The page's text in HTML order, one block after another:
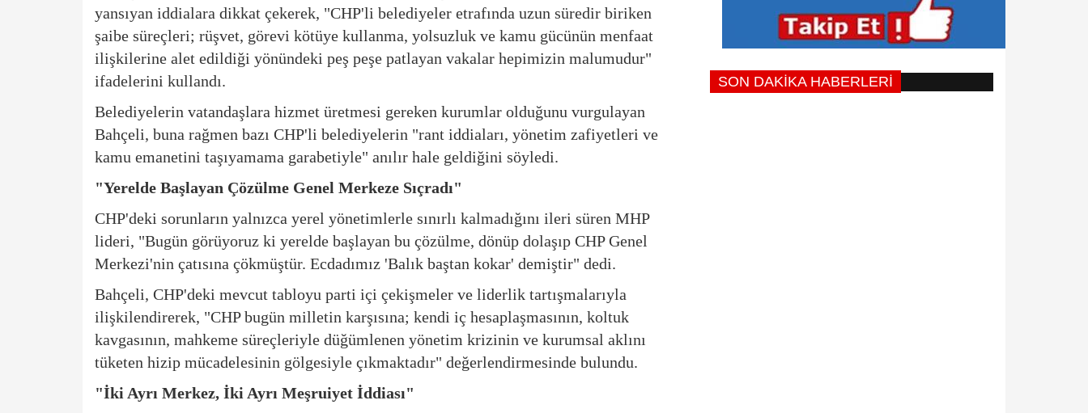
yansıyan iddialara dikkat çekerek, "CHP'li belediyeler etrafında uzun süredir biriken
şaibe süreçleri; rüşvet, görevi kötüye kullanma, yolsuzluk ve kamu gücünün menfaat
ilişkilerine alet edildiği yönündeki peş peşe patlayan vakalar hepimizin malumudur"
ifadelerini kullandı.
Belediyelerin vatandaşlara hizmet üretmesi gereken kurumlar olduğunu vurgulayan
Bahçeli, buna rağmen bazı CHP'li belediyelerin "rant iddiaları, yönetim zafiyetleri ve
kamu emanetini taşıyamama garabetiyle" anılır hale geldiğini söyledi.
"Yerelde Başlayan Çözülme Genel Merkeze Sıçradı"
CHP'deki sorunların yalnızca yerel yönetimlerle sınırlı kalmadığını ileri süren MHP
lideri, "Bugün görüyoruz ki yerelde başlayan bu çözülme, dönüp dolaşıp CHP Genel
Merkezi'nin çatısına çökmüştür. Ecdadımız 'Balık baştan kokar' demiştir" dedi.
Bahçeli, CHP'deki mevcut tabloyu parti içi çekişmeler ve liderlik tartışmalarıyla
ilişkilendirerek, "CHP bugün milletin karşısına; kendi iç hesaplaşmasının, koltuk
kavgasının, mahkeme süreçleriyle düğümlenen yönetim krizinin ve kurumsal aklını
tüketen hizip mücadelesinin gölgesiyle çıkmaktadır" değerlendirmesinde bulundu.
"İki Ayrı Merkez, İki Ayrı Meşruiyet İddiası"
SON DAKİKA HABERLERİ